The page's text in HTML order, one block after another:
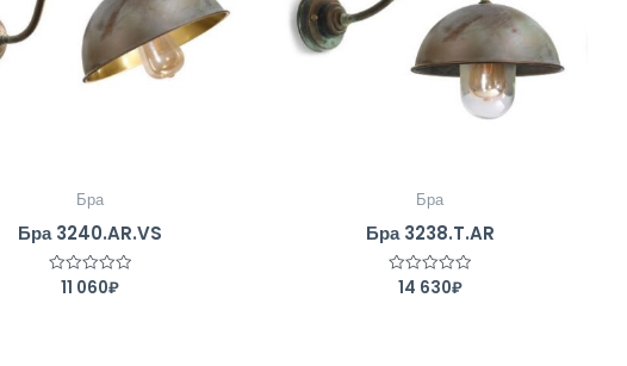
Бра
Бра 3240.AR.VS
Оценка
11 060₽
Бра
Бра 3238.T.AR
Оценка
14 630₽